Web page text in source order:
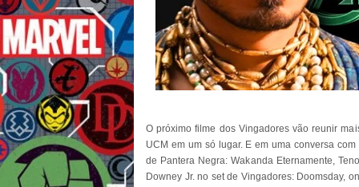
O próximo filme dos Vingadores vão reunir
UCM em um só lugar. E em uma conversa
de Pantera Negra: Wakanda Eternamente,
Downey Jr. no set de Vingadores: Doomsday,